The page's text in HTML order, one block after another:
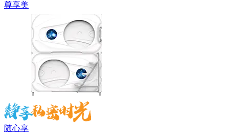
尊享美
随心享